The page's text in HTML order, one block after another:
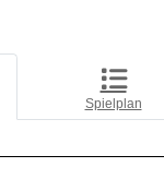
Spielplan